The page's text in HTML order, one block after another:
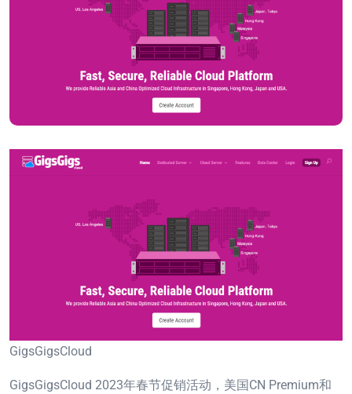
GigsGigsCloud
GigsGigsCloud 2023年春节促销活动，美国CN Premium和